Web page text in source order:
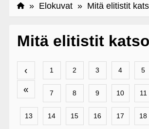
» Elokuvat» Mitä elitistit
Mitä elitistit
‹
«
1 2 3 4 5
7 8 9 10 11
13 14 15 16 17 18